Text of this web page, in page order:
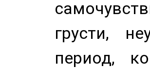
грусти,
период,